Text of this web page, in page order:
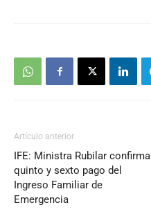
Artículo anterior
IFE: Ministra Rubilar confirma
quinto y sexto pago del
Ingreso Familiar de
Emergencia